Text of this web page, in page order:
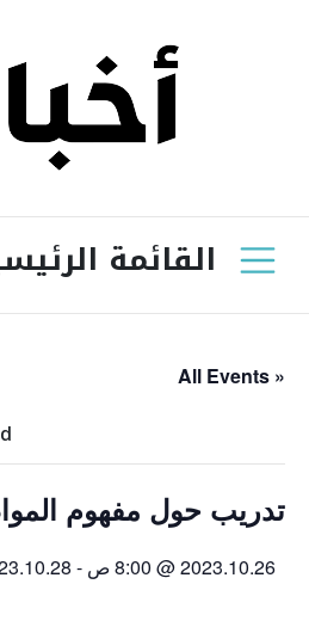
القائمة
« All Events
تدريب حول مفهوم
2023.10.26 @ 8:00 ص -
2023.10.28 @